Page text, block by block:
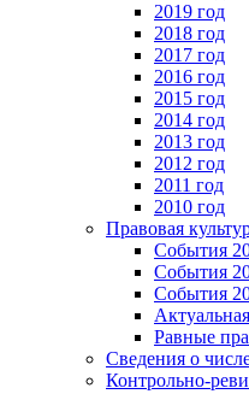
2019 год
2018 год
2017 год
2016 год
2015 год
2014 год
2013 год
2012 год
2011 год
2010 год
Правовая
События
События
События
Равные
Сведения о
Контрольно-